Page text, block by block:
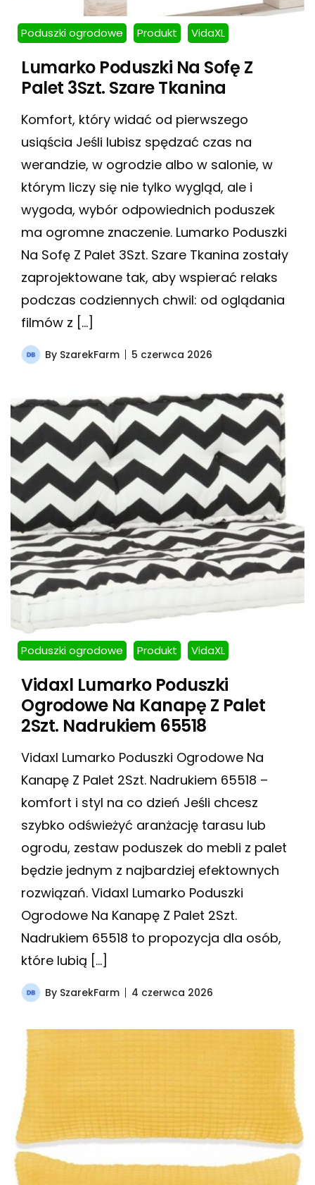
Poduszki ogrodowe Produkt VidaXL
Lumarko Poduszki Na Sofę Z
Palet 3Szt. Szare Tkanina
Komfort, który widać od pierwszego
usiąścia Jeśli lubisz spędzać czas na
werandzie, w ogrodzie albo w salonie, w
którym liczy się nie tylko wygląd, ale i
wygoda, wybór odpowiednich poduszek
ma ogromne znaczenie. Lumarko Poduszki
Na Sofę Z Palet 3Szt. Szare Tkanina zostały
zaprojektowane tak, aby wspierać relaks
podczas codziennych chwil: od oglądania
filmów z […]
By SzarekFarm 5 czerwca 2026
Poduszki ogrodowe Produkt VidaXL
Vidaxl Lumarko Poduszki
Ogrodowe Na Kanapę Z Palet
2Szt. Nadrukiem 65518
Vidaxl Lumarko Poduszki Ogrodowe Na
Kanapę Z Palet 2Szt. Nadrukiem 65518 –
komfort i styl na co dzień Jeśli chcesz
szybko odświeżyć aranżację tarasu lub
ogrodu, zestaw poduszek do mebli z palet
będzie jednym z najbardziej efektownych
rozwiązań. Vidaxl Lumarko Poduszki
Ogrodowe Na Kanapę Z Palet 2Szt.
Nadrukiem 65518 to propozycja dla osób,
które lubią […]
By SzarekFarm 4 czerwca 2026